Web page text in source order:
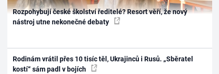
Rozpohybují české školství ředitelé? Resort věří, že nový
nástroj utne nekonečné debaty
Rodinám vrátil přes 10 tisíc těl, Ukrajinců i Rusů. „Sběratel
kostí“ sám padl v bojích